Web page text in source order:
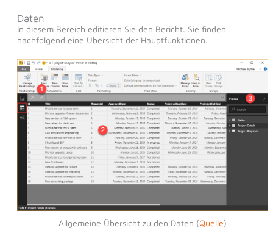
Daten
In diesem Bereich editieren Sie den Bericht. Sie finden
nachfolgend eine Übersicht der Hauptfunktionen.
Allgemeine Übersicht zu den Daten (Quelle)